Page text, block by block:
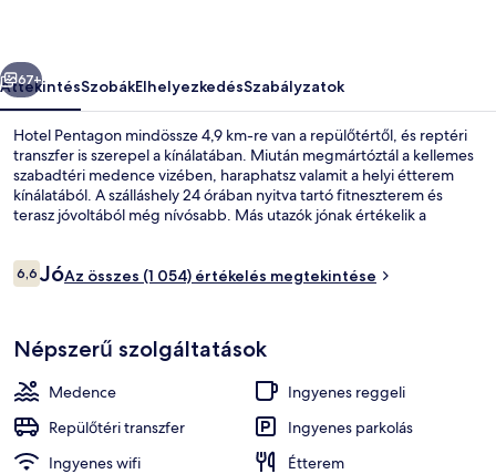
Következő
67+
ÁttekintésSzobákElhelyezkedésSzabályzatok
Hotel Pentagon mindössze 4,9 km-re van a repülőtértől, és reptéri
transzfer is szerepel a kínálatában. Miután megmártóztál a kellemes
szabadtéri medence vizében, haraphatsz valamit a helyi étterem
kínálatából. A szálláshely 24 órában nyitva tartó fitneszterem és
terasz jóvoltából még nívósabb. Más utazók jónak értékelik a
Értékelések
6,66,6 ennyiből: 10
JóAz összes (1 054) értékelés megtekintése
Népszerű szolgáltatások
Medence
Ingyenes reggeli
Repülőtéri transzfer
Ingyenes parkolás
Ingyenes wifi
Étterem